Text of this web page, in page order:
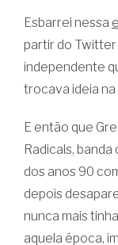
Esbarrei nessa
partir do Twitter
independente
trocava ideia na
E então que
Radicals,
dos anos 90
depois
nunca mais
aquela época,